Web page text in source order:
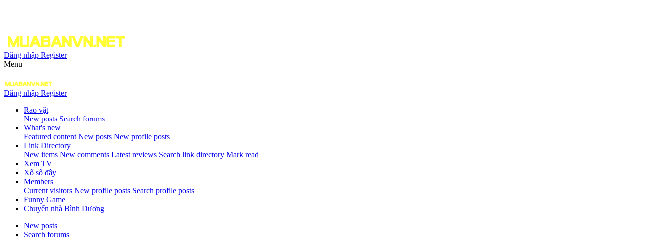
Đăng nhập Register
Menu
Đăng nhập Register
Rao vặt
New posts Search forums
What's new
Featured content New posts New profile posts
Link Directory
New items New comments Latest reviews Search link directory Mark read
Xem TV
Xổ số đây
Members
Current visitors New profile posts Search profile posts
Funny Game
Chuyển nhà Bình Dương
New posts
Search forums